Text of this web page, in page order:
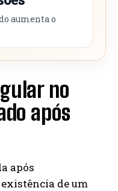
aumenta o
no
após
após
de um